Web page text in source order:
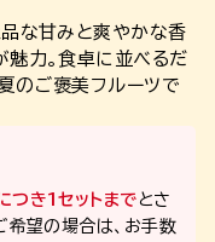
品な甘みと爽やかな香
魅力。食卓に並べるだ
のご褒美フルーツで
つき1セットまで とさ
希望の場合は、お手数